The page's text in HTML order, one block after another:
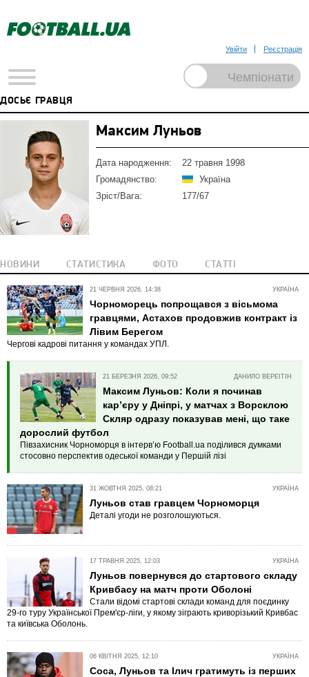
Увійти Реєстрація
ДОСЬЄ ГРАВЦЯ
Максим Луньов
Дата народження:
22 травня 1998
Громадянство:
Україна
Зріст/Вага:
177/67
НОВИНИ СТАТИСТИКА ФОТО СТАТТІ
УКРАЇНА
21 ЧЕРВНЯ 2026, 14:38
Чорноморець попрощався з вісьмома
гравцями, Астахов продовжив контракт із
Лівим Берегом
Чергові кадрові питання у командах УПЛ.
ДАНИЛО ВЕРЕІТІН
21 БЕРЕЗНЯ 2026, 09:52
Максим Луньов: Коли я починав
кар’єру у Дніпрі, у матчах з Ворсклою
Скляр одразу показував мені, що таке
дорослий футбол
Півзахисник Чорноморця в інтерв’ю Football.ua поділився думками
стосовно перспектив одеської команди у Першій лізі
УКРАЇНА
31 ЖОВТНЯ 2025, 08:21
Луньов став гравцем Чорноморця
Деталі угоди не розголошуються.
УКРАЇНА
17 ТРАВНЯ 2025, 12:03
Луньов повернувся до стартового складу
Кривбасу на матч проти Оболоні
Стали відомі стартові склади команд для поєдинку
29-го туру Української Прем'єр-ліги, у якому зіграють криворізький Кривбас
та київська Оболонь.
УКРАЇНА
06 КВІТНЯ 2025, 12:10
Соса, Луньов та Ілич гратимуть із перших